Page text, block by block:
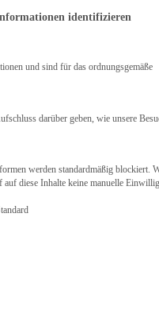
identifizieren
Einwilligung erteilt werden
und sind für das ordnungsgemäße
darüber geben, wie unsere
werden standardmäßig blockiert.
diese Inhalte keine manuelle